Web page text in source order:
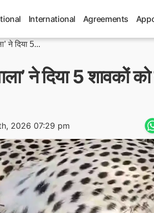
International Agreements
ने दिया 5...
ने दिया 5 शावकों
2026 07:29 pm